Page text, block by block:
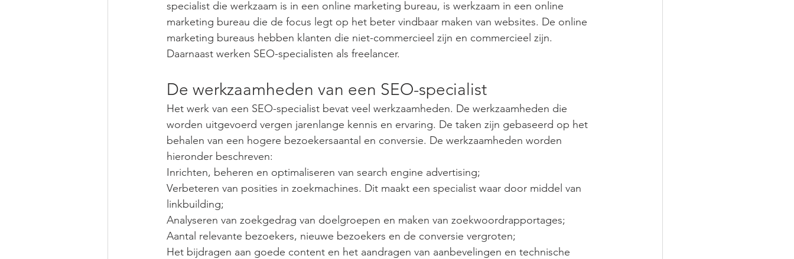
specialist die werkzaam is in een online marketing bureau, is werkzaam in een online
marketing bureau die de focus legt op het beter vindbaar maken van websites. De online
marketing bureaus hebben klanten die niet-commercieel zijn en commercieel zijn.
Daarnaast werken SEO-specialisten als freelancer.
De werkzaamheden van een SEO-specialist
Het werk van een SEO-specialist bevat veel werkzaamheden. De werkzaamheden die
worden uitgevoerd vergen jarenlange kennis en ervaring. De taken zijn gebaseerd op het
behalen van een hogere bezoekersaantal en conversie. De werkzaamheden worden
hieronder beschreven:
Inrichten, beheren en optimaliseren van search engine advertising;
Verbeteren van posities in zoekmachines. Dit maakt een specialist waar door middel van
linkbuilding;
Analyseren van zoekgedrag van doelgroepen en maken van zoekwoordrapportages;
Aantal relevante bezoekers, nieuwe bezoekers en de conversie vergroten;
Het bijdragen aan goede content en het aandragen van aanbevelingen en technische